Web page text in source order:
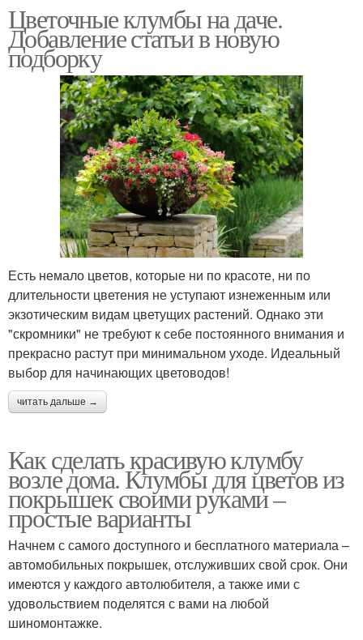
Цветочные клумбы на даче.
Добавление статьи в новую
подборку
Есть немало цветов, которые ни по красоте, ни по
длительности цветения не уступают изнеженным или
экзотическим видам цветущих растений. Однако эти
"скромники" не требуют к себе постоянного внимания и
прекрасно растут при минимальном уходе. Идеальный
выбор для начинающих цветоводов!
читать дальше →
Как сделать красивую клумбу
возле дома. Клумбы для цветов из
покрышек своими руками –
простые варианты
Начнем с самого доступного и бесплатного материала –
автомобильных покрышек, отслуживших свой срок. Они
имеются у каждого автолюбителя, а также ими с
удовольствием поделятся с вами на любой
шиномонтажке.